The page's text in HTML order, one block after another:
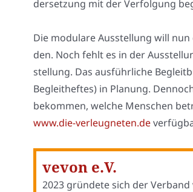
der­set­zung mit der Ver­fol­gung
Die modu­la­re Aus­stel­lung will
den. Noch fehlt es in der
stel­lung. Das aus­führ­li­che
Begleit­hef­tes) in Pla­nung.
bekom­men, wel­che Men­schen
www.die-verleugneten.de
vevon e.V.
2023 grün­de­te sich der